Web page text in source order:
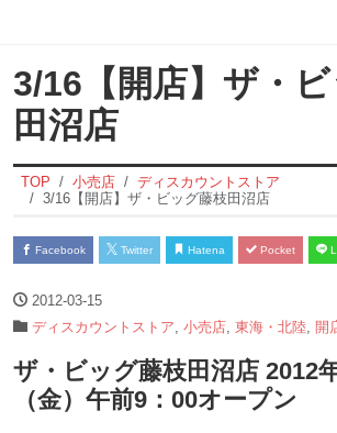
3/16【開店】ザ・
田沼店
TOP 小売店
ディスカウントストア
3/16【開店】ザ・ビッグ藤枝田沼店
Facebook Twitter Hatena Pocket
2012-03-15
ディスカウントストア 小売店 東海・北陸 開
ザ・ビッグ藤枝田沼店 2012
（金）午前9：00オープン